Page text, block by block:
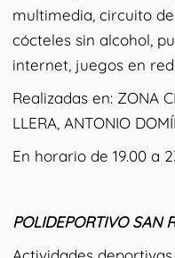
multimedia, circuito
cócteles sin alcohol,
internet, juegos en
Realizadas en: ZONA
LLERA, ANTONIO
En horario de 19.00 a
POLIDEPORTIVO SAN